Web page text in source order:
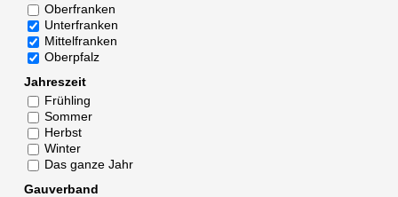
Oberfranken
Unterfranken
Mittelfranken
Oberpfalz
Jahreszeit
Frühling
Sommer
Herbst
Winter
Das ganze Jahr
Gauverband